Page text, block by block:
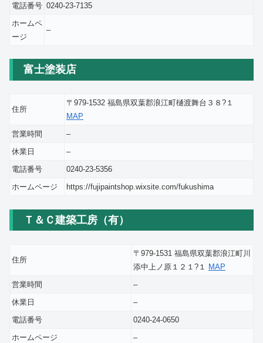
電話番号 0240-23-7135
ホームペ
ージ
–
富士塗装店
住所
〒979-1532 福島県双葉郡浪江町樋渡舞台３８?１
MAP
営業時間
–
休業日
–
電話番号
0240-23-5356
ホームページ
https://fujipaintshop.wixsite.com/fukushima
Ｔ＆Ｃ建築工房（有）
住所
〒979-1531 福島県双葉郡浪江町川
添中上ノ原１２１?１ MAP
営業時間
–
休業日
–
電話番号
0240-24-0650
ホームページ
–